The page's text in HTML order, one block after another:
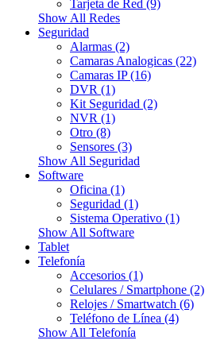
Tarjeta de Red (9)
Show All Redes
Seguridad
Alarmas (2)
Camaras Analogicas (22)
Camaras IP (16)
DVR (1)
Kit Seguridad (2)
NVR (1)
Otro (8)
Sensores (3)
Show All Seguridad
Software
Oficina (1)
Seguridad (1)
Sistema Operativo (1)
Show All Software
Tablet
Telefonía
Accesorios (1)
Celulares / Smartphone (2)
Relojes / Smartwatch (6)
Teléfono de Línea (4)
Show All Telefonía